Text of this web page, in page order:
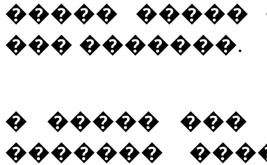
����� �����
��� �������.
� ����� ���
�������